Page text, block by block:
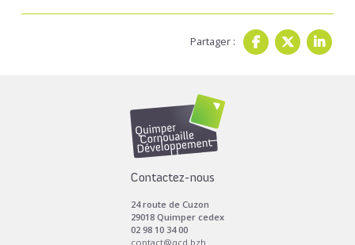
Partager :
Contactez-nous
24 route de Cuzon
29018 Quimper cedex
02 98 10 34 00
contact@qcd.bzh